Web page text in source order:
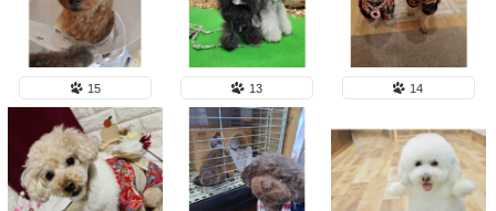
15 13 14